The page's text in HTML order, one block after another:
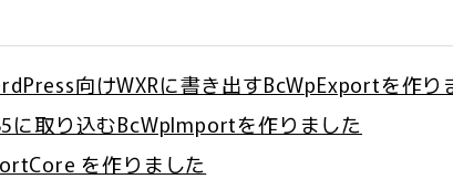
向けWXRに書き出すBcWpExportを作り
に取り込むBcWpImportを作りました
を作りました